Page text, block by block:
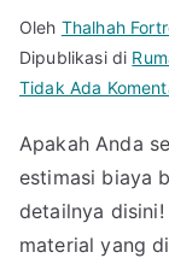
Oleh Thalhah
Dipublikasi di
Tidak Ada
Apakah Anda
estimasi biaya
detailnya
material yang